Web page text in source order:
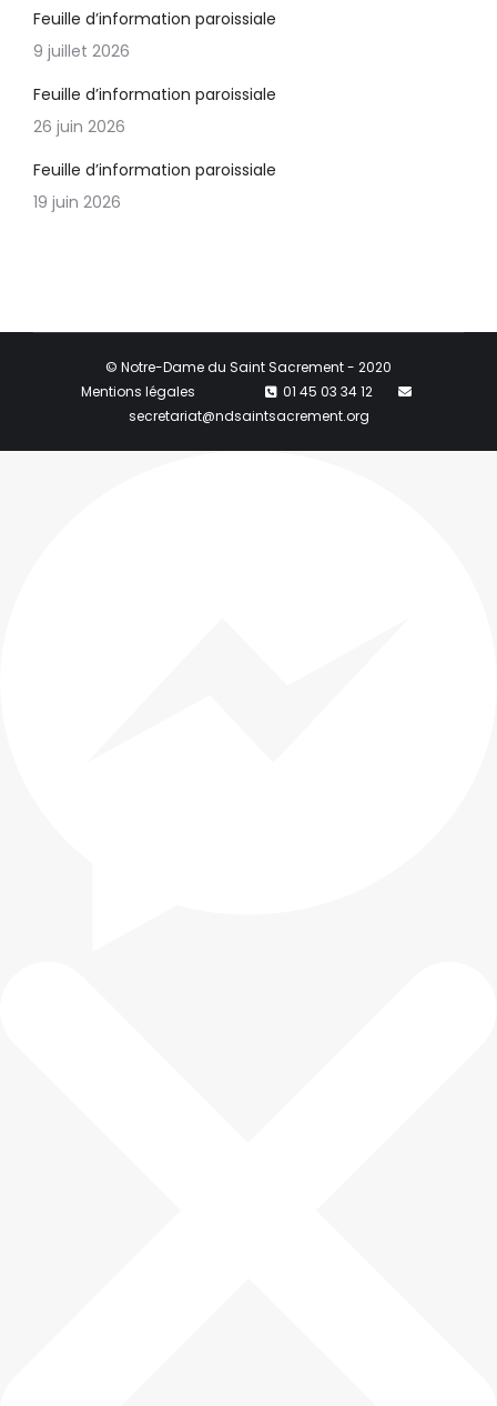
Feuille d’information paroissiale
9 juillet 2026
Feuille d’information paroissiale
26 juin 2026
Feuille d’information paroissiale
19 juin 2026
© Notre-Dame du Saint Sacrement - 2020
Mentions légales
01 45 03 34 12
secretariat@ndsaintsacrement.org